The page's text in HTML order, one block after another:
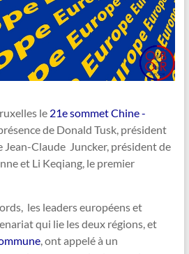
le 21e sommet Chine -
de Donald Tusk, président
Jean-Claude Juncker, président de
et Li Keqiang, le premier
les leaders européens et
qui lie les deux régions, et
, ont appelé à un